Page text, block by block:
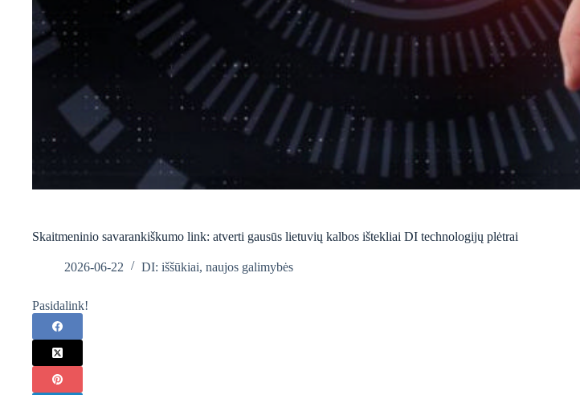
Skaitmeninio savarankiškumo link: atverti gausūs lietuvių kalbos ištekliai DI technologijų plėtrai
2026-06-22 DI: iššūkiai, naujos galimybės
Pasidalink!